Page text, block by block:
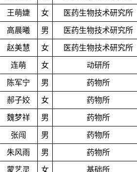
王萌婕 女 医药生物技术研究所
高晨曦 男 医药生物技术研究所
赵美慧 女 医药生物技术研究所
连萌 女 动研所
陈军宁 男 药物所
郝子姣 女 药物所
魏梦祥 男 药物所
张闯 男 药物所
朱风雨 男 药物所
蒙艺灵 女 基础所